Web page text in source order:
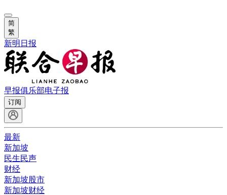
简
繁
新明日报
早报俱乐部电子报
订阅
最新
新加坡
民生民声
财经
新加坡股市
新加坡财经